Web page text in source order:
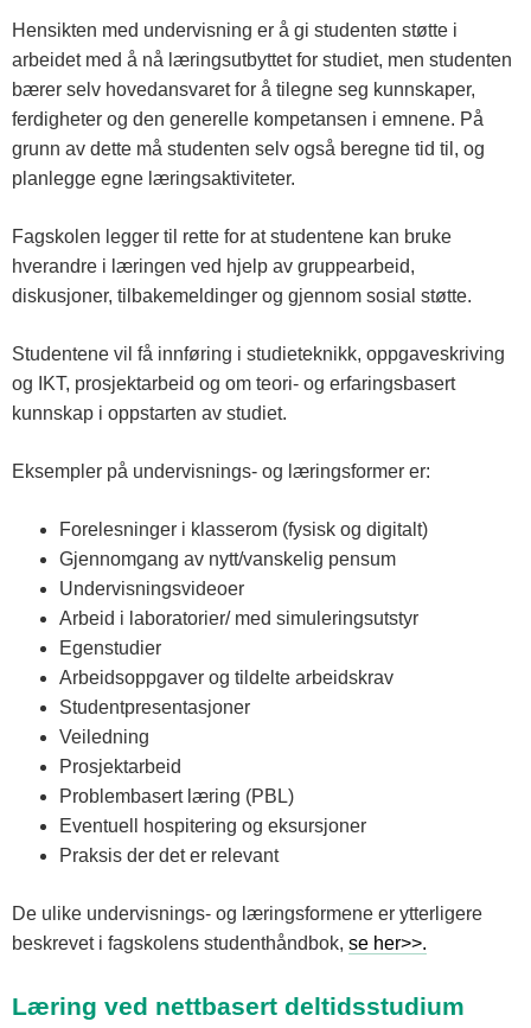
Hensikten med undervisning er å gi studenten støtte i
arbeidet med å nå læringsutbyttet for studiet, men studenten
bærer selv hovedansvaret for å tilegne seg kunnskaper,
ferdigheter og den generelle kompetansen i emnene. På
grunn av dette må studenten selv også beregne tid til, og
planlegge egne læringsaktiviteter.
Fagskolen legger til rette for at studentene kan bruke
hverandre i læringen ved hjelp av gruppearbeid,
diskusjoner, tilbakemeldinger og gjennom sosial støtte.
Studentene vil få innføring i studieteknikk, oppgaveskriving
og IKT, prosjektarbeid og om teori- og erfaringsbasert
kunnskap i oppstarten av studiet.
Eksempler på undervisnings- og læringsformer er:
Forelesninger i klasserom (fysisk og digitalt)
Gjennomgang av nytt/vanskelig pensum
Undervisningsvideoer
Arbeid i laboratorier/ med simuleringsutstyr
Egenstudier
Arbeidsoppgaver og tildelte arbeidskrav
Studentpresentasjoner
Veiledning
Prosjektarbeid
Problembasert læring (PBL)
Eventuell hospitering og eksursjoner
Praksis der det er relevant
De ulike undervisnings- og læringsformene er ytterligere
beskrevet i fagskolens studenthåndbok, se her>>.
Læring ved nettbasert deltidsstudium